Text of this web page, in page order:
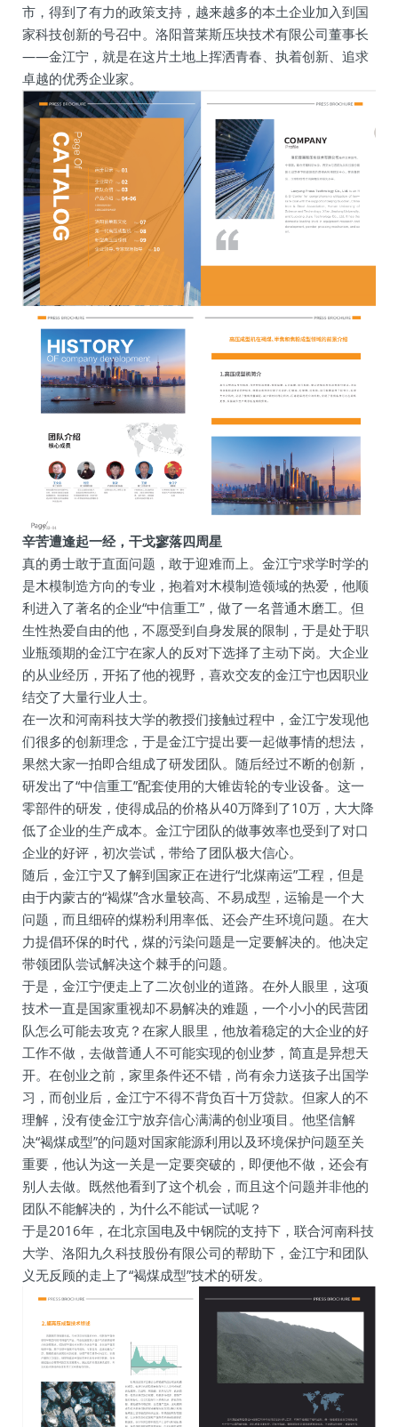
市，得到了有力的政策支持，越来越多的本土企业加入到国
家科技创新的号召中。洛阳普莱斯压块技术有限公司董事长
——金江宁，就是在这片土地上挥洒青春、执着创新、追求
卓越的优秀企业家。
辛苦遭逢起一经，干戈寥落四周星
真的勇士敢于直面问题，敢于迎难而上。金江宁求学时学的
是木模制造方向的专业，抱着对木模制造领域的热爱，他顺
利进入了著名的企业“中信重工”，做了一名普通木磨工。但
生性热爱自由的他，不愿受到自身发展的限制，于是处于职
业瓶颈期的金江宁在家人的反对下选择了主动下岗。大企业
的从业经历，开拓了他的视野，喜欢交友的金江宁也因职业
结交了大量行业人士。
在一次和河南科技大学的教授们接触过程中，金江宁发现他
们很多的创新理念，于是金江宁提出要一起做事情的想法，
果然大家一拍即合组成了研发团队。随后经过不断的创新，
研发出了“中信重工”配套使用的大锥齿轮的专业设备。这一
零部件的研发，使得成品的价格从40万降到了10万，大大降
低了企业的生产成本。金江宁团队的做事效率也受到了对口
企业的好评，初次尝试，带给了团队极大信心。
随后，金江宁又了解到国家正在进行“北煤南运”工程，但是
由于内蒙古的“褐煤”含水量较高、不易成型，运输是一个大
问题，而且细碎的煤粉利用率低、还会产生环境问题。在大
力提倡环保的时代，煤的污染问题是一定要解决的。他决定
带领团队尝试解决这个棘手的问题。
于是，金江宁便走上了二次创业的道路。在外人眼里，这项
技术一直是国家重视却不易解决的难题，一个小小的民营团
队怎么可能去攻克？在家人眼里，他放着稳定的大企业的好
工作不做，去做普通人不可能实现的创业梦，简直是异想天
开。在创业之前，家里条件还不错，尚有余力送孩子出国学
习，而创业后，金江宁不得不背负百十万贷款。但家人的不
理解，没有使金江宁放弃信心满满的创业项目。他坚信解
决“褐煤成型”的问题对国家能源利用以及环境保护问题至关
重要，他认为这一关是一定要突破的，即便他不做，还会有
别人去做。既然他看到了这个机会，而且这个问题并非他的
团队不能解决的，为什么不能试一试呢？
于是2016年，在北京国电及中钢院的支持下，联合河南科技
大学、洛阳九久科技股份有限公司的帮助下，金江宁和团队
义无反顾的走上了“褐煤成型”技术的研发。